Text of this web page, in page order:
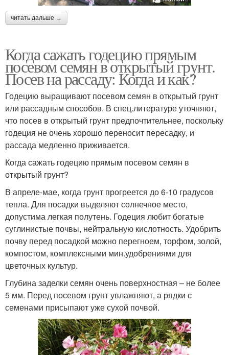
читать дальше →
Когда сажать годецию прямым
посевом семян в открытый грунт.
Посев на рассаду: Когда и как?
Годецию выращивают посевом семян в открытый грунт
или рассадным способов. В спец.литературе уточняют,
что посев в открытый грунт предпочтительнее, поскольку
годеция не очень хорошо переносит пересадку, и
рассада медленно приживается.
Когда сажать годецию прямым посевом семян в
открытый грунт?
В апреле-мае, когда грунт прогреется до 6-10 градусов
тепла. Для посадки выделяют солнечное место,
допустима легкая полутень. Годеция любит богатые
суглинистые почвы, нейтральную кислотность. Удобрить
почву перед посадкой можно перегноем, торфом, золой,
компостом, комплексными мин.удобрениями для
цветочных культур.
Глубина заделки семян очень поверхностная – не более
5 мм. Перед посевом грунт увлажняют, а рядки с
семенами присыпают уже сухой почвой.